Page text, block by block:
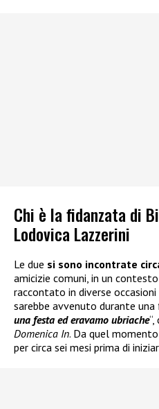
Chi è la fidanzata di
Lodovica Lazzerini
Le due si sono incontrate
amicizie comuni, in un
raccontato in diverse
sarebbe avvenuto durante una
una festa ed eravamo ubriache
Domenica In. Da quel
per circa sei mesi prima di